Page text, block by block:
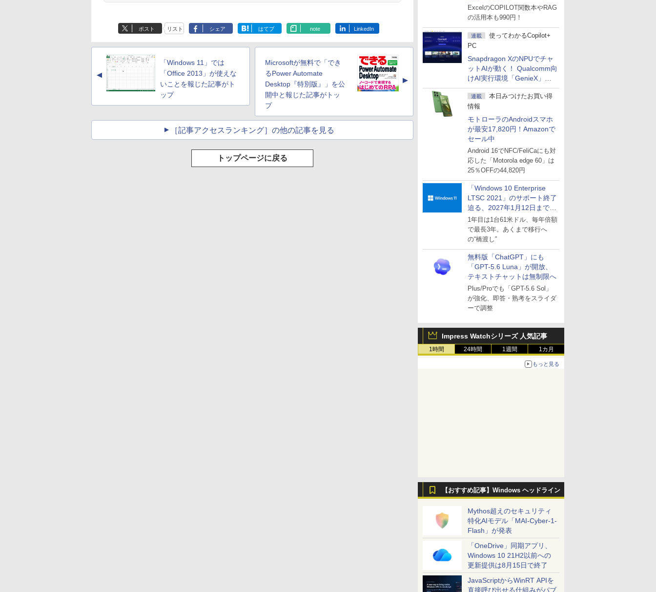
マーセール」第2弾開始！
ExcelのCOPILOT関数本やRAG
の活用本も990円！
連載
使ってわかるCopilot+
PC
Snapdragon XのNPUでチャ
ットAIが動く！ Qualcomm向
けAI実行環境「GenieX」を
試してみた
連載
本日みつけたお買い得
情報
モトローラのAndroidスマホ
が最安17,820円！Amazonで
セール中
Android 16でNFC/FeliCaにも対
応した「Motorola edge 60」は
25％OFFの44,820円
「Windows 10 Enterprise
LTSC 2021」のサポート終了
迫る、2027年1月12日まで
～ESUは9月1日から販売
1年目は1台61米ドル、毎年倍額
で最長3年。あくまで移行へ
の“橋渡し”
無料版「ChatGPT」にも
「GPT-5.6 Luna」が開放、
テキストチャットは無制限へ
Plus/Proでも「GPT-5.6 Sol」
が強化、即答・熟考をスライダ
ーで調整
Impress Watchシリーズ 人気記事
1時間 24時間 1週間 1カ月
もっと見る
【おすすめ記事】Windows ヘッドライン
Mythos超えのセキュリティ
特化AIモデル「MAI-Cyber-1-
Flash」が発表
「OneDrive」同期アプリ、
Windows 10 21H2以前への
更新提供は8月15日で終了
JavaScriptからWinRT APIを
直接呼び出せる仕組みがパブ
ない、大きな画面で
読みやすい、6週間持
チディスプレイ電子
書籍リーダー、マッ
チャ、16GB、広告な
し
￥16,980
ション (32GB) 7イン
チディスプレイ、明
調節ライト、12週間
告なし、メタリック
ブラック
￥27,980
7インチディスプレ
イ、色調調節ライ
テリー、広告なし、
￥22,980
トレージ、防水、7イ
ンチカラーディスプ
ト、最大8週間持続バ
し、ブラック (2025
年発売)
￥31,980
インチカラーディスプ
レイ、64GBストレー
明るさ自動調整、色調
調節ライト、プレミア
ムペン付き、グラファ
￥115,980
ポスト リスト シェア はてブ note LinkedIn
▲
「Windows 11」では
「Office 2013」が使えな
いことを報じた記事がト
ップ
Microsoftが無料で「でき
るPower Automate
Desktop『特別版』」を公
開中と報じた記事がトッ
プ
▲
［記事アクセスランキング］の他の記事を見る
トップページに戻る